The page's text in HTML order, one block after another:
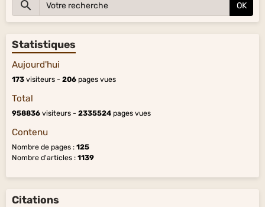
OK
Statistiques
Aujourd'hui
173 visiteurs - 206 pages vues
Total
958836 visiteurs - 2335524 pages vues
Contenu
Nombre de pages : 125
Nombre d'articles : 1139
Citations